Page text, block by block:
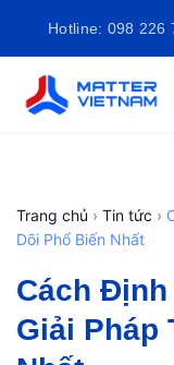
dung
Hotline: 098 226
Trang chủ › Tin tức ›
Dõi Phổ Biến Nhất
Cách
Giải Pháp